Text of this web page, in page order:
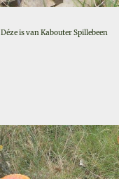
Déze is van Kabouter Spillebeen